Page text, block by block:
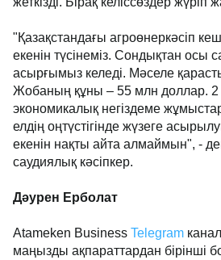
"Қазақстандағы агроөнеркәсіп
екенін түсінеміз. Сондықтан осы
асырғымыз келеді. Мәселе
Жобаның құны – 55 млн доллар. 2
экономикалық негіздеме
елдің оңтүстігінде жүзеге
екенін нақты айта алмаймын", -
саудиялық кәсіпкер.
Дәурен Ерболат
Atameken Business Telegram
маңызды ақпараттардан бірінші